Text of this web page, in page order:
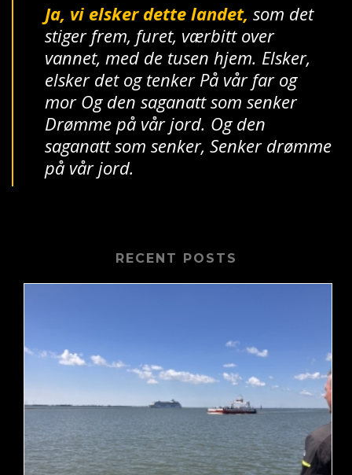
Ja, vi elsker dette landet, som det
stiger frem, furet, værbitt over
vannet, med de tusen hjem. Elsker,
elsker det og tenker På vår far og
mor Og den saganatt som senker
Drømme på vår jord. Og den
saganatt som senker, Senker drømme
på vår jord.
RECENT POSTS